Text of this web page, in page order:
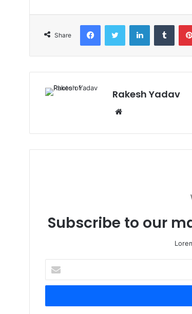
Share
Rakesh Yadav
b
s
Subscribe to our
t
r